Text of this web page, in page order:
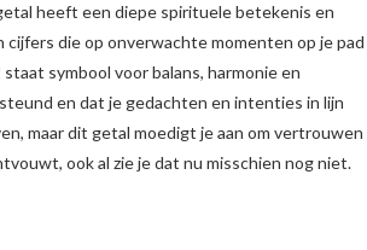
heeft een diepe spirituele betekenis en
die op onverwachte momenten op je pad
symbool voor balans, harmonie en
en dat je gedachten en intenties in lijn
maar dit getal moedigt je aan om vertrouwen
ook al zie je dat nu misschien nog niet.